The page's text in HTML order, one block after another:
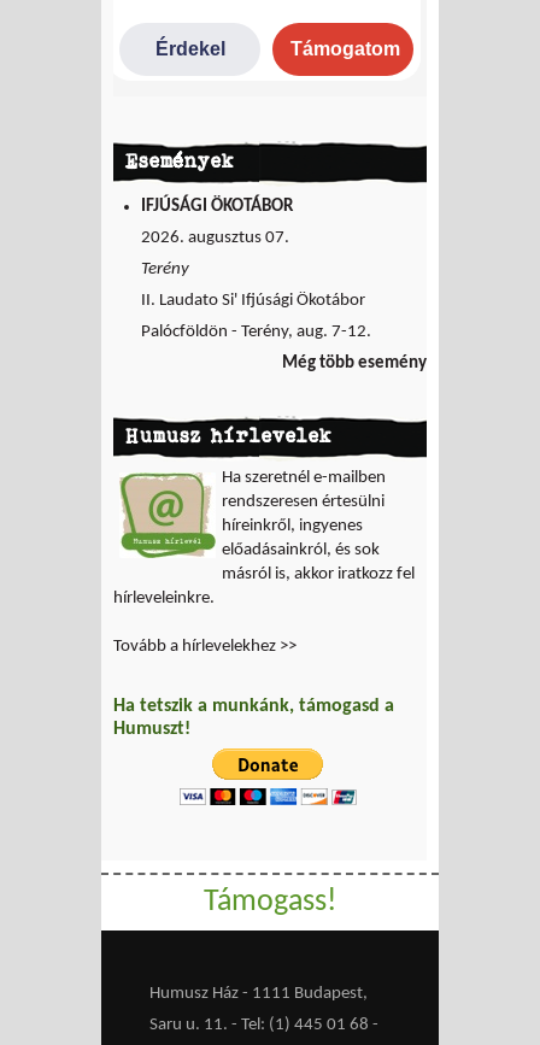
Események
IFJÚSÁGI ÖKOTÁBOR
2026. augusztus 07.
Terény
II. Laudato Si' Ifjúsági Ökotábor
Palócföldön - Terény, aug. 7-12.
Még több esemény
Humusz hírlevelek
Ha szeretnél e-mailben
rendszeresen értesülni
híreinkről, ingyenes
előadásainkról, és sok
másról is, akkor iratkozz fel
hírleveleinkre.
Tovább a hírlevelekhez >>
Ha tetszik a munkánk, támogasd a
Humuszt!
Támogass!
Humusz Ház - 1111 Budapest,
Saru u. 11. - Tel: (1) 445 01 68 -